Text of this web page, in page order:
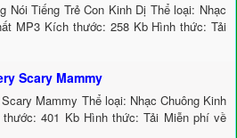
Nói Tiếng Trẻ Con Kinh Dị Thể loại: Nhạc
MP3 Kích thước: 258 Kb Hình thức: Tải
Scary Mammy
Mammy Thể loại: Nhạc Chuông Kinh
401 Kb Hình thức: Tải Miễn phí về